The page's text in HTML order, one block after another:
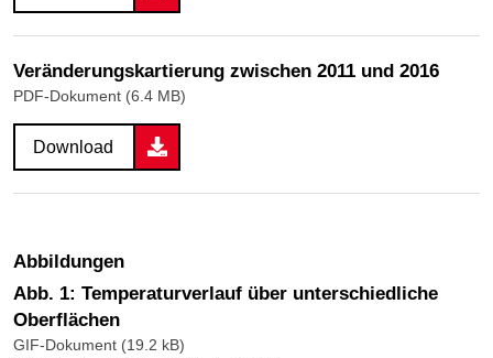
Veränderungskartierung zwischen 2011 und 2016
PDF-Dokument (6.4 MB)
Download
Abbildungen
Abb. 1: Temperaturverlauf über unterschiedliche
Oberflächen
GIF-Dokument (19.2 kB)